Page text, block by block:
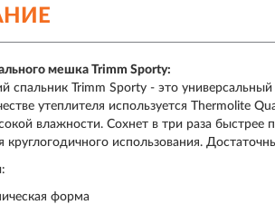
мешка Trimm Sporty:
спальник Trimm Sporty - это
утеплителя используется Thermolite
влажности. Сохнет в три раза
круглогодичного использования.
форма